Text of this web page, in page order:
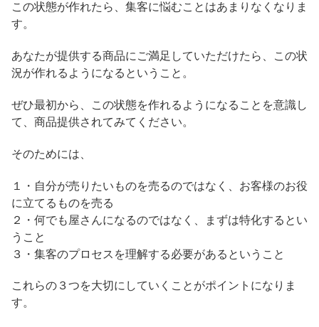
この状態が作れたら、集客に悩むことはあまりなくなりま
す。
あなたが提供する商品にご満足していただけたら、この状
況が作れるようになるということ。
ぜひ最初から、この状態を作れるようになることを意識し
て、商品提供されてみてください。
そのためには、
１・自分が売りたいものを売るのではなく、お客様のお役
に立てるものを売る
２・何でも屋さんになるのではなく、まずは特化するとい
うこと
３・集客のプロセスを理解する必要があるということ
これらの３つを大切にしていくことがポイントになりま
す。